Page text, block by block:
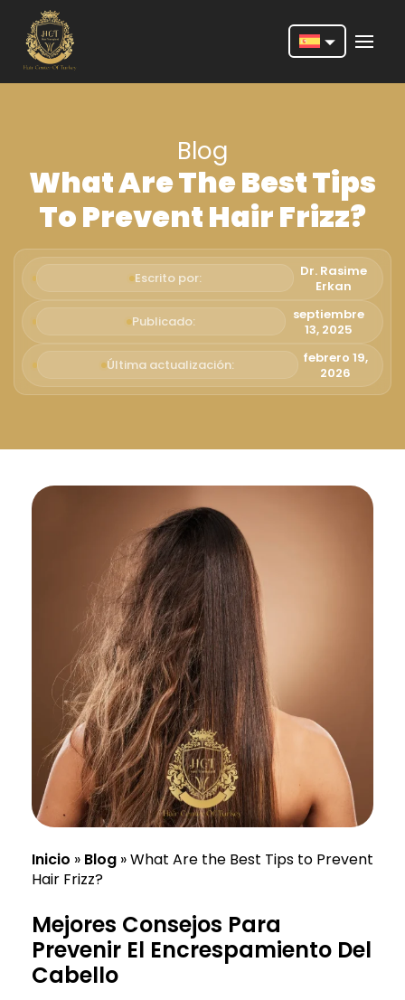
Deutsch
Português
Español
Türkçe
Italiano
Română
Svenska
Blog
What Are The Best Tips
To Prevent Hair Frizz?
Escrito por:
Dr. Rasime
Erkan
Publicado:
septiembre
13, 2025
Última actualización:
febrero 19,
2026
Inicio » Blog »What Are the Best Tips to Prevent
Hair Frizz?
Mejores Consejos Para
Prevenir El Encrespamiento Del
Cabello